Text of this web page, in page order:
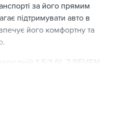
за його прямим
підтримувати авто в
його комфортну та
виготовлення;